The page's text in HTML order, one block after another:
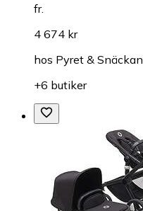
fr.
4 674 kr
hos Pyret & Snäckan
+6 butiker